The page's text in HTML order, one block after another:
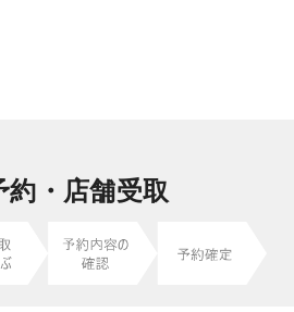
約・店舗受取